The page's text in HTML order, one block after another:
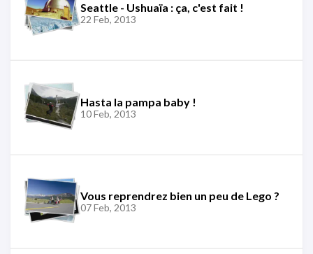
Seattle - Ushuaïa : ça, c'est fait !
22 Feb, 2013
Hasta la pampa baby !
10 Feb, 2013
Vous reprendrez bien un peu de Lego ?
07 Feb, 2013